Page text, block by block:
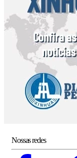
Nossas redes